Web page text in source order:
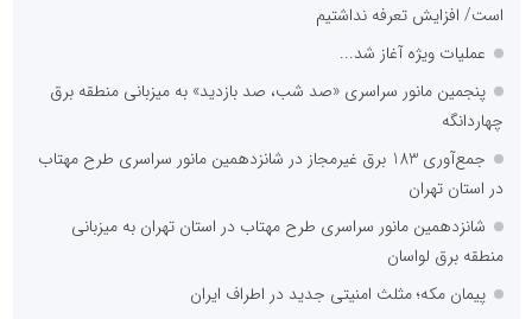
است/ افزایش تعرفه نداشتیم
عملیات ویژه آغاز شد...
پنجمین مانور سراسری «صد شب، صد بازدید» به میزبانی منطقه برق
چهاردانگه
جمع‌آوری 183 برق غیرمجاز در شانزدهمین مانور سراسری طرح مهتاب
در استان تهران
شانزدهمین مانور سراسری طرح مهتاب در استان تهران به میزبانی
منطقه برق لواسان
پیمان مکه؛ مثلث امنیتی جدید در اطراف ایران